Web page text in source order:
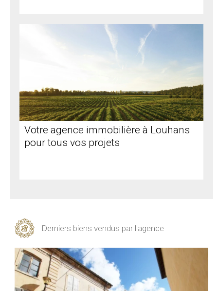
Votre agence immobilière à Louhans
pour tous vos projets
Derniers biens vendus par l'agence